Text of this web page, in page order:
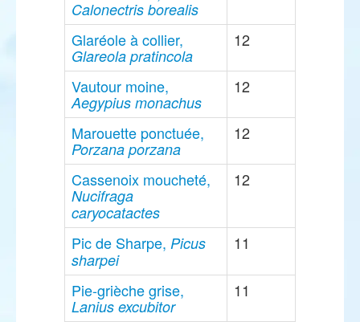
Calonectris borealis
Glaréole à collier,
Glareola pratincola
12
Vautour moine,
Aegypius monachus
12
Marouette ponctuée,
Porzana porzana
12
Cassenoix moucheté,
Nucifraga
caryocatactes
12
Pic de Sharpe, Picus
sharpei
11
Pie-grièche grise,
Lanius excubitor
11